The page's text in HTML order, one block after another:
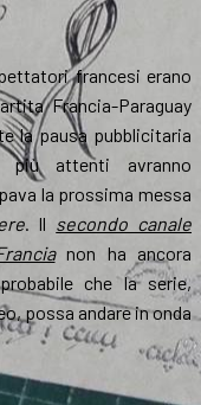
francesi erano
Francia-Paraguay
la pausa pubblicitaria
più attenti avranno
la prossima messa
. Il secondo canale
non ha ancora
che la serie,
possa andare in onda